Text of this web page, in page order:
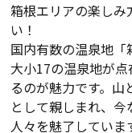
箱根エリアの楽しみ
い！
国内有数の温泉地
大小17の温泉地が
るのが魅力です。
として親しまれ、
人々を魅了していま